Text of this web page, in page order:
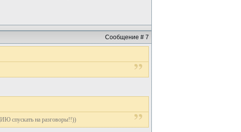
Сообщение # 7
спускать на разговоры!!))